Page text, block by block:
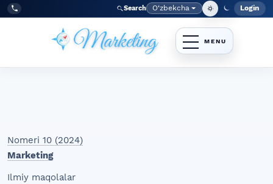
Skip to main navigation menu
Skip to main content
Skip to site footer
Tel:
+998977838464 Search Language
O‘zbekcha Login
Nomeri 10 (2024)
Marketing
Ilmiy maqolalar